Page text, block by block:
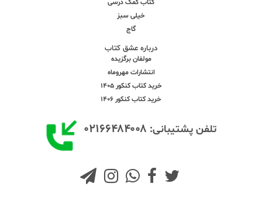
کتاب کمک درسی
خیلی سبز
گاج
درباره عشق کتاب
مولفان برگزیده
انتشارات مهروماه
خرید کتاب کنکور 1405
خرید کتاب کنکور 1406
تلفن پشتیبانی: ۰۲۱۶۶۴۸۴۰۰۸